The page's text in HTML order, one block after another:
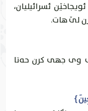
ئسرائيلیان،
لێ هات.
وى جهى كرن حه‌تا